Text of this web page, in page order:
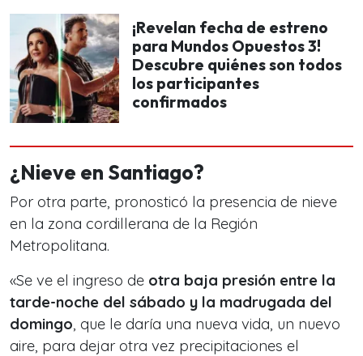
¡Revelan fecha de estreno
para Mundos Opuestos 3!
Descubre quiénes son todos
los participantes
confirmados
¿Nieve en Santiago?
Por otra parte, pronosticó la presencia de nieve
en la zona cordillerana de la Región
Metropolitana.
«Se ve el ingreso de otra baja presión entre la
tarde-noche del sábado y la madrugada del
domingo, que le daría una nueva vida, un nuevo
aire, para dejar otra vez precipitaciones el